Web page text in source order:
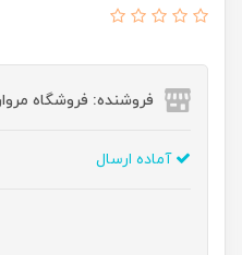
فروشنده: فروشگاه
آماده ارسال